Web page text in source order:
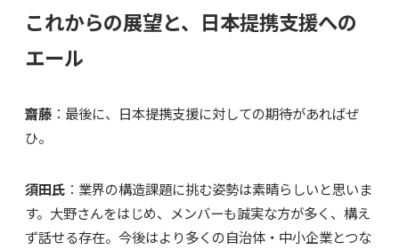
これからの展望と、日本提携支援への
エール
齋藤 ：最後に、日本提携支援に対しての期待があればぜ
ひ。
須田氏 ：業界の構造課題に挑む姿勢は素晴らしいと思いま
す。大野さんをはじめ、メンバーも誠実な方が多く、構え
ず話せる存在。今後はより多くの自治体・中小企業とつな